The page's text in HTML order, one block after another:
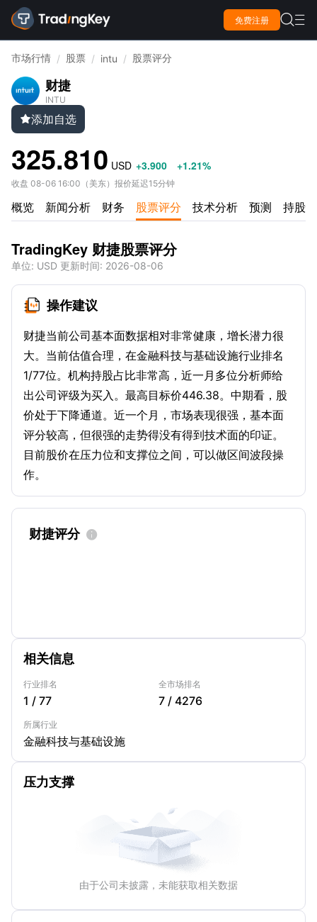
免费注册  
市场行情 / 股票 / intu / 股票评分
财捷
INTU
添加自选
325.810 USD +3.900 +1.21%
收盘 08-06 16:00 （ 美东） 报价延迟15分钟
概览 新闻分析 财务 股票评分 技术分析 预测 持股
TradingKey 财捷股票评分
单位: USD 更新时间: 2026-08-06
操作建议
财捷当前公司基本面数据相对非常健康，增长潜力很
大。当前估值合理，在金融科技与基础设施行业排名
1/77位。机构持股占比非常高，近一月多位分析师给
出公司评级为买入。最高目标价446.38。中期看，股
价处于下降通道。近一个月，市场表现很强，基本面
评分较高，但很强的走势得没有得到技术面的印证。
目前股价在压力位和支撑位之间，可以做区间波段操
作。
财捷评分 
相关信息
行业排名
1 / 77
全市场排名
7 / 4276
所属行业
金融科技与基础设施
压力支撑
由于公司未披露，未能获取相关数据